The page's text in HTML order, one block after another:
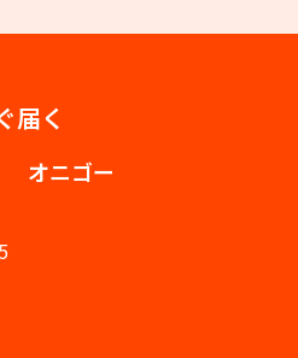
届く
オニゴー